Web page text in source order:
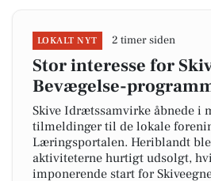
LOKALT NYT 2 timer siden
Stor interesse for
Bevægelse-
Skive Idrætssamvirke åbnede i
tilmeldinger til de lokale
Læringsportalen. Heriblandt
aktiviteterne hurtigt udsolgt,
imponerende start for